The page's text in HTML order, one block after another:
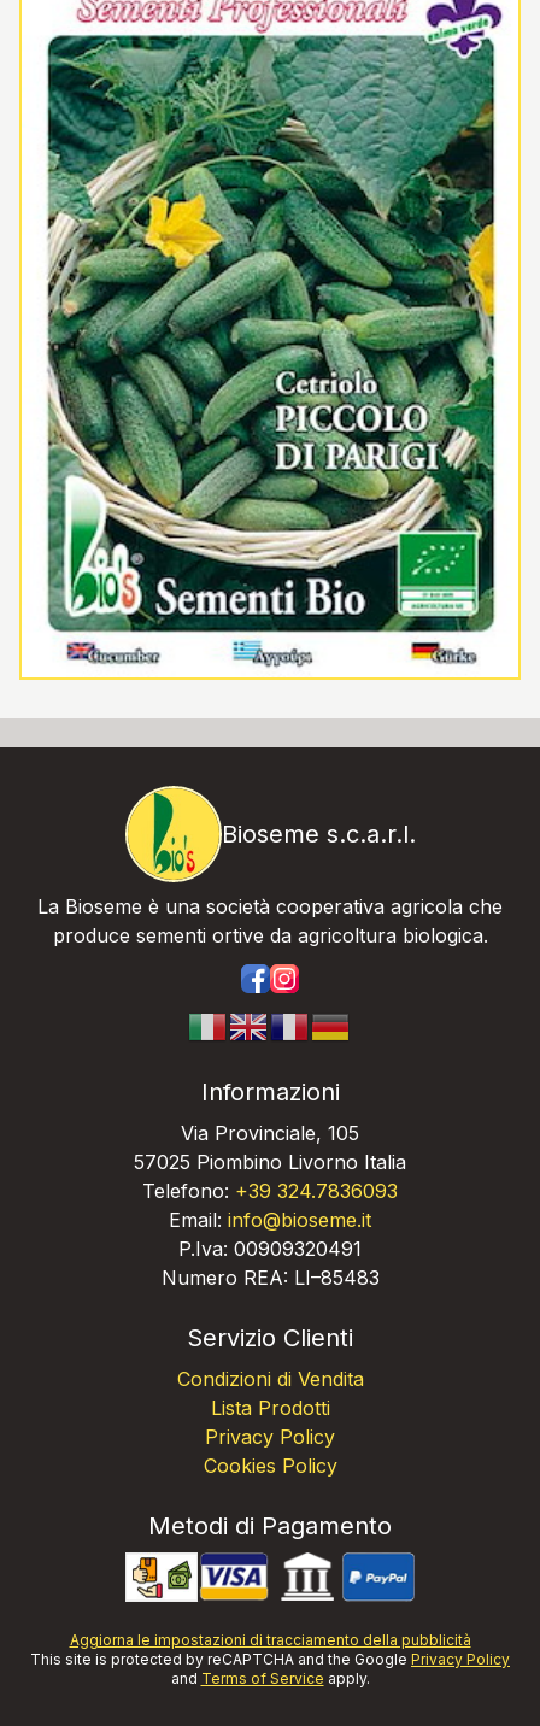
Bioseme s.c.a.r.l.
La Bioseme è una società cooperativa agricola che
produce sementi ortive da agricoltura biologica.
Informazioni
Via Provinciale, 105
57025 Piombino Livorno Italia
Telefono: +39 324.7836093
Email: info@bioseme.it
P.Iva: 00909320491
Numero REA: LI–85483
Servizio Clienti
Condizioni di Vendita
Lista Prodotti
Privacy Policy
Cookies Policy
Metodi di Pagamento
Aggiorna le impostazioni di tracciamento della pubblicità
This site is protected by reCAPTCHA and the Google Privacy Policy
and Terms of Service apply.